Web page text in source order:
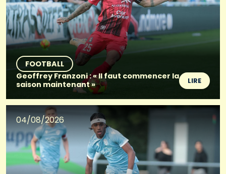
FOOTBALL
Geoffrey Franzoni : « Il faut commencer la
saison maintenant »
LIRE
04/08/2026